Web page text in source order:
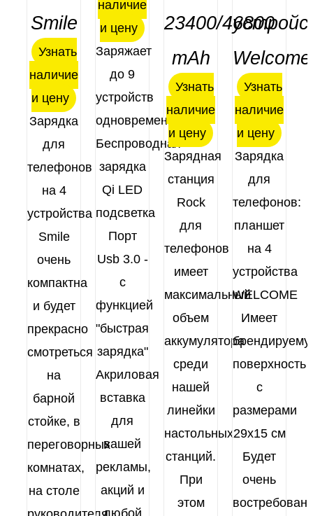
Оценка
4.83из 5
ДЕТАЛИ
Smile
Узнать
наличие
и цену
Зарядка
для
телефонов
на 4
устройства
Smile
очень
компактна
и будет
прекрасно
смотреться
на
барной
стойке, в
переговорных
комнатах,
на столе
Оценка
5.00из 5
ДЕТАЛИ
наличие
и цену
Заряжает
до 9
устройств
одновременно
Беспроводная
зарядка
Qi LED
подсветка
Порт
Usb 3.0 -
с
функцией
"быстрая
зарядка"
Акриловая
вставка
для
вашей
рекламы,
акций и
Оценка
4.86из 5
ДЕТАЛИ
23400/46800
mAh
Узнать
наличие
и цену
Зарядная
станция
Rock
для
телефонов
имеет
максимальный
объем
аккумулятора
среди
нашей
линейки
настольных
станций.
При
этом
Оценка
4.83из 5
ДЕТАЛИ
Welcome
Узнать
наличие
и цену
Зарядка
для
телефонов:
планшет
на 4
устройства
WELCOME
Имеет
поверхность
с
размерами
29х15 см
Будет
очень